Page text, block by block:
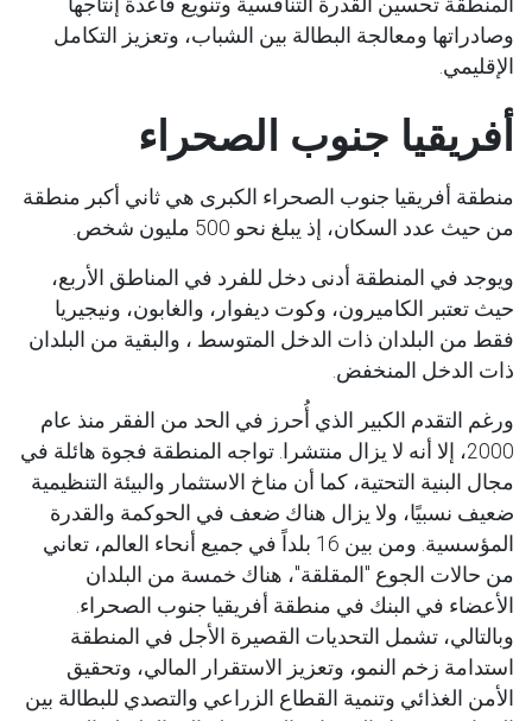
المنطقة تحسين القدرة التنافسية وتنويع قاعدة إنتاجها
وصادراتها ومعالجة البطالة بين الشباب، وتعزيز التكامل
الإقليمي.
أفريقيا جنوب الصحراء
منطقة أفريقيا جنوب الصحراء الكبرى هي ثاني أكبر منطقة
من حيث عدد السكان، إذ يبلغ نحو 500 مليون شخص.
ويوجد في المنطقة أدنى دخل للفرد في المناطق الأربع،
حيث تعتبر الكاميرون، وكوت ديفوار، والغابون، ونيجيريا
فقط من البلدان ذات الدخل المتوسط ​​، والبقية من البلدان
ذات الدخل المنخفض.
ورغم التقدم الكبير الذي أُحرز في الحد من الفقر منذ عام
2000، إلا أنه لا يزال منتشرا. تواجه المنطقة فجوة هائلة في
مجال البنية التحتية، كما أن مناخ الاستثمار والبيئة التنظيمية
ضعيف نسبيًا، ولا يزال هناك ضعف في الحوكمة والقدرة
المؤسسية. ومن بين 16 بلداً في جميع أنحاء العالم، تعاني
من حالات الجوع "المقلقة"، هناك خمسة من البلدان
الأعضاء في البنك في منطقة أفريقيا جنوب الصحراء.
وبالتالي، تشمل التحديات القصيرة الأجل في المنطقة
استدامة زخم النمو، وتعزيز الاستقرار المالي، وتحقيق
الأمن الغذائي وتنمية القطاع الزراعي والتصدي للبطالة بين